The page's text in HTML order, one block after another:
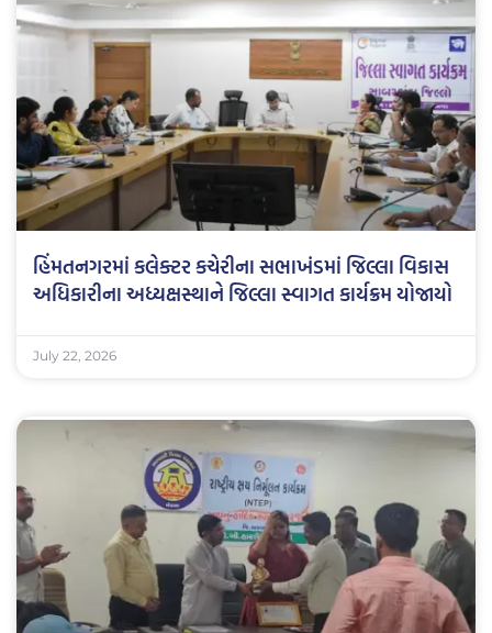
હિંમતનગરમાં કલેક્ટર કચેરીના સભાખંડમાં જિલ્લા વિકાસ
અધિકારીના અધ્યક્ષસ્થાને જિલ્લા સ્વાગત કાર્યક્રમ યોજાયો
July 22, 2026